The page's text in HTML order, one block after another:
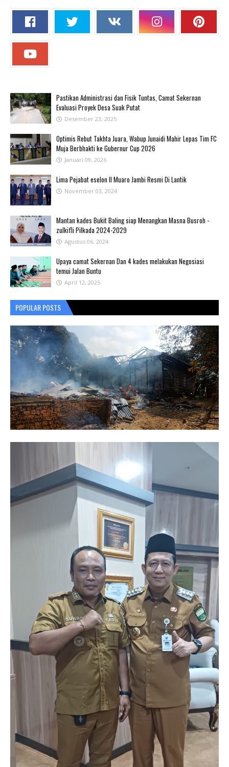
Pastikan Administrasi dan Fisik Tuntas, Camat Sekernan
Evaluasi Proyek Desa Suak Putat
Desember 23, 2025
Optimis Rebut Takhta Juara, Wabup Junaidi Mahir Lepas Tim FC
Muja Berbhakti ke Gubernur Cup 2026
Januari 09, 2026
Lima Pejabat eselon II Muaro Jambi Resmi Di Lantik
November 03, 2024
Mantan kades Bukit Baling siap Menangkan Masna Busroh -
zulkifli Pilkada 2024-2029
Agustus 06, 2024
Upaya camat Sekernan Dan 4 kades melakukan Negosiasi
temui Jalan Buntu
April 12, 2025
POPULAR POSTS